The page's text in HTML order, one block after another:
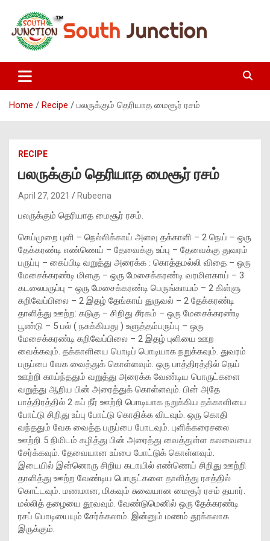
content
South Junction
Home Recipe பலருக்கும் தெரியாத மைசூர் ரசம்
RECIPE
பலருக்கும் தெரியாத மைசூர் ரசம்
April 27, 2021 Rubeena
பலருக்கும் தெரியாத மைசூர் ரசம்.
செய்முறை புளி – நெல்லிக்காய் அளவு தக்காளி – 2 நெய் – ஒரு
தேக்கரண்டி எண்ணெய் – தேவைக்கு உப்பு – தேவைக்கு துவரம்
பருப்பு – கைப்பிடி வறுத்து அரைக்க : கொத்தமல்லி விதை – ஒரு
மேசைக்கரண்டி மிளகு – ஒரு மேசைக்கரண்டி வரமிளகாய் – 3
கடலைபருப்பு – ஒரு மேசைக்கரண்டி பெருங்காயம் – 2 கிள்ளு
கறிவேப்பிலை – 2 இதழ் தேங்காய் துருவல் – 2 தேக்கரண்டி
தாளித்து ஊற்ற: கடுகு – சிறிது சீரகம் – ஒரு மேசைக்கரண்டி
பூண்டு – 5 பல் ( நசுக்கியது ) உளுத்தம்பருப்பு – ஒரு
மேசைக்கரண்டி கறிவேப்பிலை – 2 இதழ் புளியை ஊற
வைக்கவும். தக்காளியை பொடிப் பொடியாக நறுக்கவும். துவரம்
பருப்பை வேக வைத்துக் கொள்ளவும். ஒரு பாத்திரத்தில் நெய்
ஊற்றி காய்ந்ததும் வறுத்து அரைக்க வேண்டிய பொருட்களை
வறுத்து ஆறிய பின் அரைத்துக் கொள்ளவும். பின் அதே
பாத்திரத்தில் 2 கப் நீர் ஊற்றி பொடியாக நறுக்கிய தக்காளியை
போட்டு சிறிது உப்பு போட்டு கொதிக்க விடவும். ஒரு கொதி
வந்ததும் வேக வைத்த பருப்பை போடவும். புளிக்கரைசலை
ஊற்றி 5 நிமிடம் கழித்து பின் அரைத்து வைத்துள்ள கலவையை
சேர்க்கவும். தேவையான உப்பை போட்டுக் கொள்ளவும்.
இடையில் இன்னொரு சிறிய கடாயில் எண்ணெய் சிறிது ஊற்றி
தாளித்து ஊற்ற வேண்டிய பொருட்களை தாளித்து ரசத்தில்
கொட்டவும். மணமான, மிகவும் சுவையான மைசூர் ரசம் தயார்.
மல்லித் தழையை தூவவும். வேண்டுமெனில் ஒரு தேக்கரண்டி
ரசப் பொடியையும் சேர்க்கலாம். இன்னும் மணம் தூக்கலாக
இருக்கும்.